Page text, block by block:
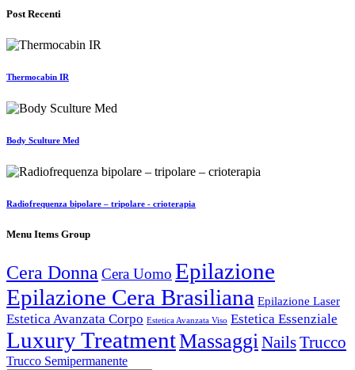
Post Recenti
Thermocabin IR
Body Sculture Med
Radiofrequenza bipolare – tripolare - crioterapia
Menu Items Group
Cera DonnaCera Uomo Epilazione
Epilazione Cera Brasiliana Epilazione Laser
Estetica Avanzata Corpo Estetica Avanzata Viso Estetica Essenziale
Luxury TreatmentMassaggiNailsTrucco
Trucco Semipermanente